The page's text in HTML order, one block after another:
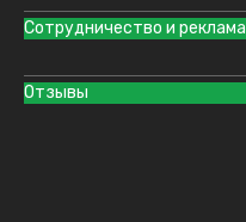
Сотрудничество и реклама
Отзывы